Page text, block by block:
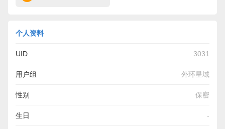
个人资料
UID 3031
用户组 外环星域
性别 保密
生日 -